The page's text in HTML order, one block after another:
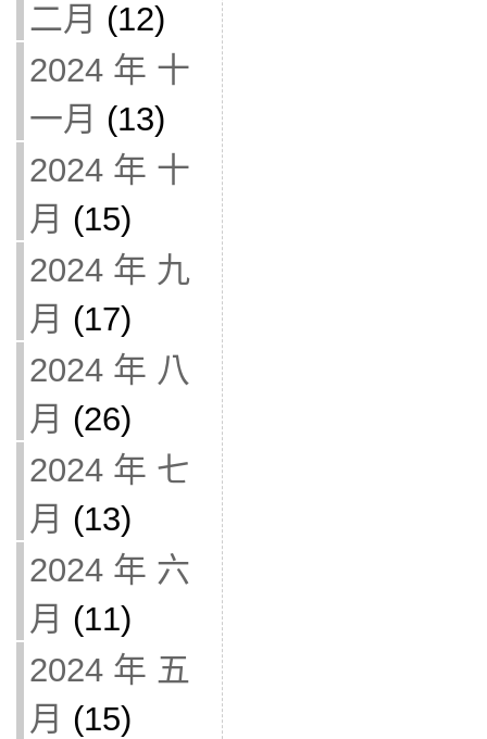
二月 (12)
2024 年 十
一月 (13)
2024 年 十
月 (15)
2024 年 九
月 (17)
2024 年 八
月 (26)
2024 年 七
月 (13)
2024 年 六
月 (11)
2024 年 五
月 (15)